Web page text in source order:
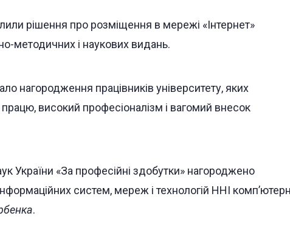
рішення про розміщення в мережі «Інтернет»
методичних і наукових видань.
нагородження працівників університету, яких
працю, високий професіоналізм і вагомий внесок
України «За професійні здобутки» нагороджено
систем, мереж і технологій ННІ
.